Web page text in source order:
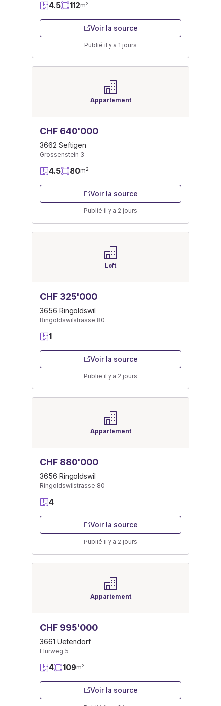
4.5 112m2
Voir la source
Publié il y a 1 jours
Appartement
CHF 640'000
3662 Seftigen
Grossenstein 3
4.5 80m2
Voir la source
Publié il y a 2 jours
Loft
CHF 325'000
3656 Ringoldswil
Ringoldswilstrasse 80
1
Voir la source
Publié il y a 2 jours
Appartement
CHF 880'000
3656 Ringoldswil
Ringoldswilstrasse 80
4
Voir la source
Publié il y a 2 jours
Appartement
CHF 995'000
3661 Uetendorf
Flurweg 5
4 109m2
Voir la source